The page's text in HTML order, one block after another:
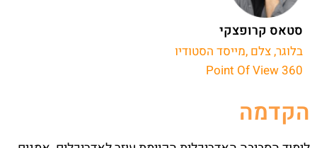
סטאס קרופצקי
בלוגר, צלם ,מייסד הסטודיו
Point Of View 360
הקדמה